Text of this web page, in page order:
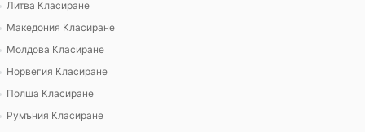
Литва Класиране
Македония Класиране
Молдова Класиране
Норвегия Класиране
Полша Класиране
Румъния Класиране